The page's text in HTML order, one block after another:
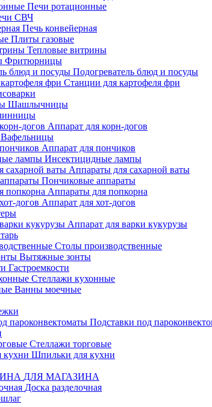
Печи ротационные
СВЧ
Печь конвейерная
Плиты газовые
Тепловые витрины
Фритюрницы
Подогреватель блюд и посуды
Станции для картофеля фри
Шашлычницы
Аппарат для корн-догов
Вафельницы
Аппарат для пончиков
Инсектицидные лампы
Аппараты для сахарной ваты
Пончиковые аппараты
Аппараты для попкорна
Аппарат для хот-догов
Аппарат для варки кукурузы
Столы производственные
Вытяжные зонты
Гастроемкости
Стеллажи кухонные
Ванны моечные
Подставки под
Стеллажи торговые
Шпильки для кухни
ДЛЯ МАГАЗИНА
Доска разделочная